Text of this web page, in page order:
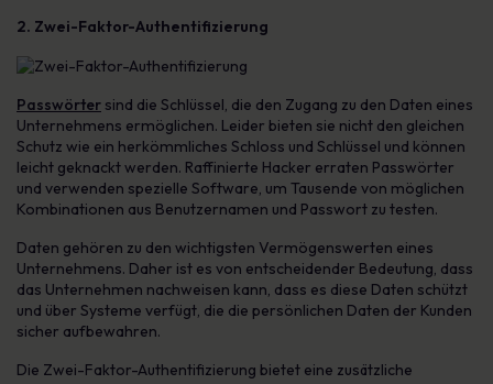
2. Zwei-Faktor-Authentifizierung
Passwörter sind die Schlüssel, die den Zugang zu den Daten eines
Unternehmens ermöglichen. Leider bieten sie nicht den gleichen
Schutz wie ein herkömmliches Schloss und Schlüssel und können
leicht geknackt werden. Raffinierte Hacker erraten Passwörter
und verwenden spezielle Software, um Tausende von möglichen
Kombinationen aus Benutzernamen und Passwort zu testen.
Daten gehören zu den wichtigsten Vermögenswerten eines
Unternehmens. Daher ist es von entscheidender Bedeutung, dass
das Unternehmen nachweisen kann, dass es diese Daten schützt
und über Systeme verfügt, die die persönlichen Daten der Kunden
sicher aufbewahren.
Die Zwei-Faktor-Authentifizierung bietet eine zusätzliche